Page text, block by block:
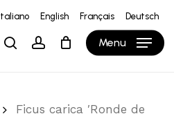
Italiano English Français Deutsch
searchaccount Menu
Close
Cart
Ficus carica ′Ronde de